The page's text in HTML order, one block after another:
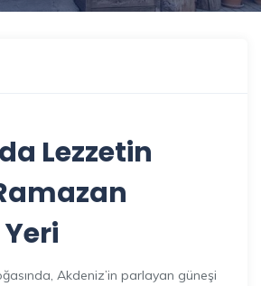
Lezzetin
Akdeniz’in parlayan güneşi